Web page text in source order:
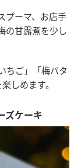
プーマ、お店手
の甘露煮を少し
ちご」「梅バタ
しめます。
ズケーキ